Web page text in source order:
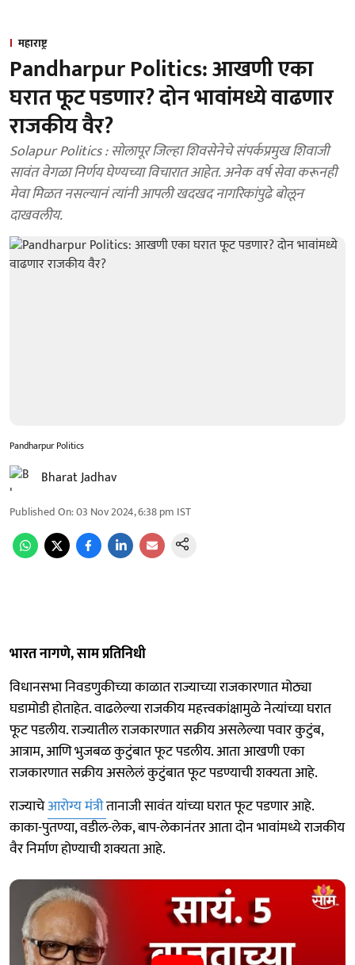
महाराष्ट्र
Pandharpur Politics: आखणी एका
घरात फूट पडणार? दोन भावांमध्ये वाढणार
राजकीय वैर?
Solapur Politics : सोलापूर जिल्हा शिवसेनेचे संपर्कप्रमुख शिवाजी
सावंत वेगळा निर्णय घेण्यच्या विचारात आहेत. अनेक वर्ष सेवा करूनही
मेवा मिळत नसल्यानं त्यांनी आपली खदखद नागरिकांपुढे बोलून
दाखवलीय.
Pandharpur Politics
Bharat Jadhav
Published On:03 Nov 2024, 6:38 pm IST
भारत नागणे, साम प्रतिनिधी
विधानसभा निवडणुकीच्या काळात राज्याच्या राजकारणात मोठ्या
घडामोडी होताहेत. वाढलेल्या राजकीय महत्त्वकांक्षामुळे नेत्यांच्या घरात
फूट पडलीय. राज्यातील राजकारणात सक्रीय असलेल्या पवार कुटुंब,
आत्राम, आणि भुजबळ कुटुंबात फूट पडलीय. आता आखणी एका
राजकारणात सक्रीय असलेलं कुटुंबात फूट पडण्याची शक्यता आहे.
राज्याचेआरोग्य मंत्रीतानाजी सावंत यांच्या घरात फूट पडणार आहे.
काका-पुतण्या, वडील-लेक, बाप-लेकानंतर आता दोन भावांमध्ये राजकीय
वैर निर्माण होण्याची शक्यता आहे.